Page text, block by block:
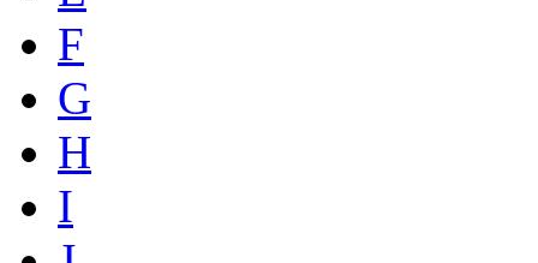
F
G
H
I